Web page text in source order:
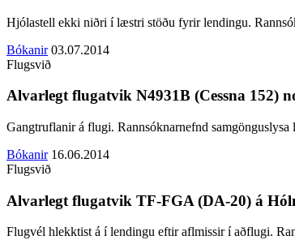
Hjólastell ekki niðri í læstri stöðu fyrir lendingu.
Bókanir 03.07.2014
Flugsvið
Alvarlegt flugatvik N4931B (Cessna 152)
Gangtruflanir á flugi. Rannsóknarnefnd
Bókanir 16.06.2014
Flugsvið
Alvarlegt flugatvik TF-FGA (DA-20) á
Flugvél hlekktist á í lendingu eftir aflmissir í aðflugi.